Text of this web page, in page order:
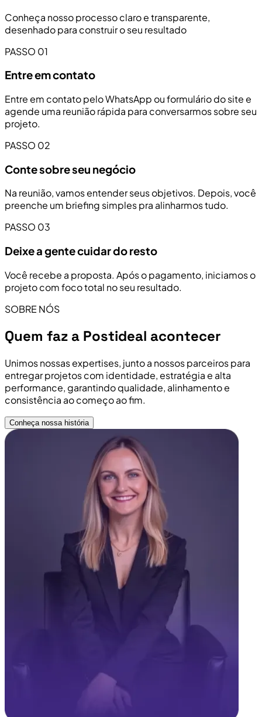
Conheça nosso processo claro e transparente,
desenhado para construir o seu resultado
PASSO 01
Entre em contato
Entre em contato pelo WhatsApp ou formulário do site e
agende uma reunião rápida para conversarmos sobre seu
projeto.
PASSO 02
Conte sobre seu negócio
Na reunião, vamos entender seus objetivos. Depois, você
preenche um briefing simples pra alinharmos tudo.
PASSO 03
Deixe a gente cuidar do resto
Você recebe a proposta. Após o pagamento, iniciamos o
projeto com foco total no seu resultado.
SOBRE NÓS
Quem faz a Postideal acontecer
Unimos nossas expertises, junto a nossos parceiros para
entregar projetos com identidade, estratégia e alta
performance, garantindo qualidade, alinhamento e
consistência ao começo ao fim.
Conheça nossa história